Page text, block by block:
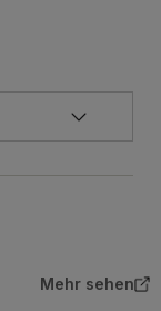
Mehr sehen